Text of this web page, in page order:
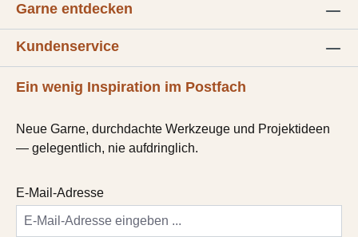
Garne entdecken
Kundenservice
Ein wenig Inspiration im Postfach
Neue Garne, durchdachte Werkzeuge und Projektideen
— gelegentlich, nie aufdringlich.
E-Mail-Adresse